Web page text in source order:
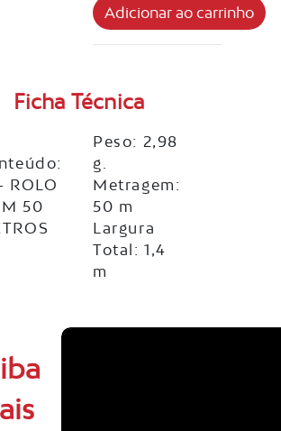
Ficha Técnica
ROLO
50
Peso: 2,98
g.
Metragem:
50 m
Largura
Total: 1,4
m